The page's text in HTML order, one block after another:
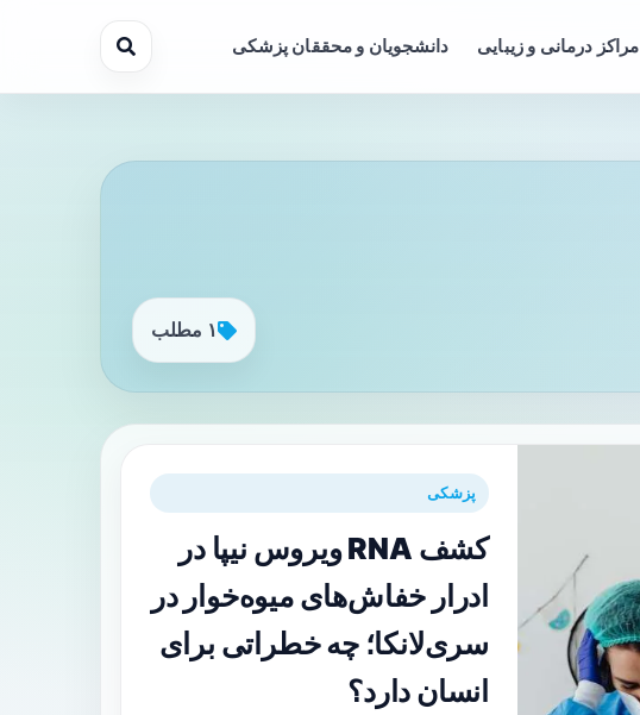
مراکز درمانی و زیبایی دانشجویان و محققان پزشکی
۱ مطلب
پزشکی
کشف RNA ویروس نیپا در
ادرار خفاش‌های میوه‌خوار در
سری‌لانکا؛ چه خطراتی برای
انسان دارد؟